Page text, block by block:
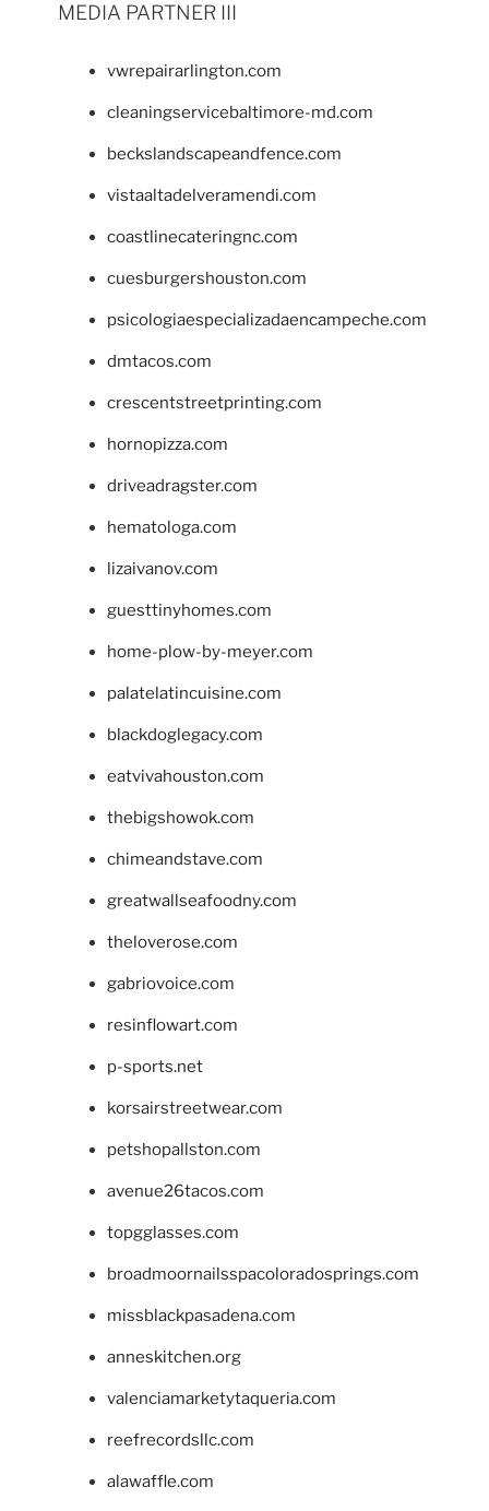
MEDIA PARTNER III
vwrepairarlington.com
cleaningservicebaltimore-md.com
beckslandscapeandfence.com
vistaaltadelveramendi.com
coastlinecateringnc.com
cuesburgershouston.com
psicologiaespecializadaencampeche.com
dmtacos.com
crescentstreetprinting.com
hornopizza.com
driveadragster.com
hematologa.com
lizaivanov.com
guesttinyhomes.com
home-plow-by-meyer.com
palatelatincuisine.com
blackdoglegacy.com
eatvivahouston.com
thebigshowok.com
chimeandstave.com
greatwallseafoodny.com
theloverose.com
gabriovoice.com
resinflowart.com
p-sports.net
korsairstreetwear.com
petshopallston.com
avenue26tacos.com
topgglasses.com
broadmoornailsspacoloradosprings.com
missblackpasadena.com
anneskitchen.org
valenciamarketytaqueria.com
reefrecordsllc.com
alawaffle.com